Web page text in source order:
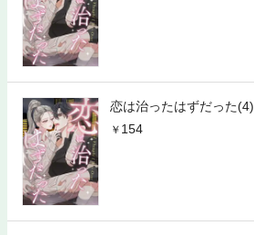
恋は治ったはずだった(4)
154